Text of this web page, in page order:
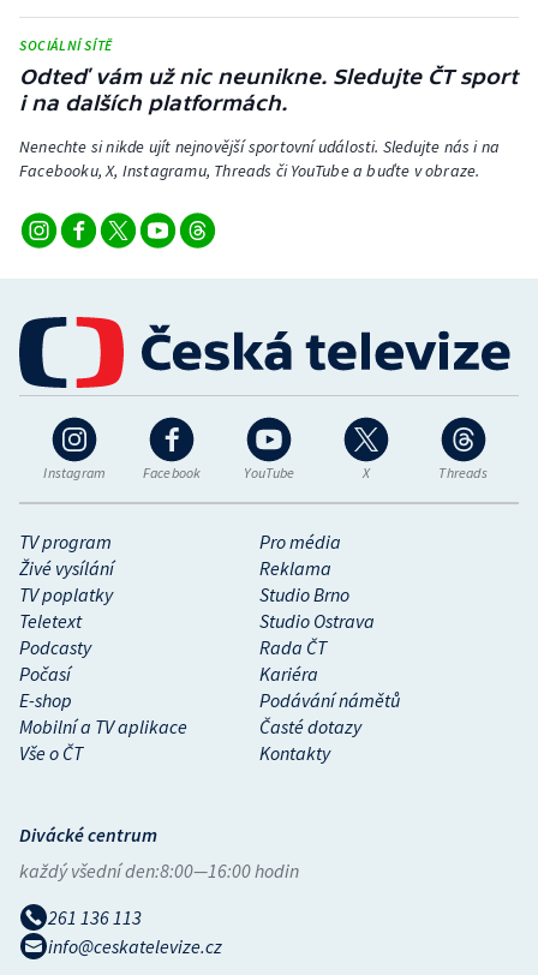
SOCIÁLNÍ SÍTĚ
Odteď vám už nic neunikne. Sledujte ČT sport
i na dalších platformách.
Nenechte si nikde ujít nejnovější sportovní události. Sledujte nás i na
Facebooku, X, Instagramu, Threads či YouTube a buďte v obraze.
Instagram Facebook YouTube X Threads
TV program
Pro média
Živé vysílání
Reklama
TV poplatky
Studio Brno
Teletext
Studio Ostrava
Podcasty
Rada ČT
Počasí
Kariéra
E-shop
Podávání námětů
Mobilní a TV aplikace
Časté dotazy
Vše o ČT
Kontakty
Divácké centrum
každý všední den:8:00—16:00 hodin
261 136 113
info@ceskatelevize.cz